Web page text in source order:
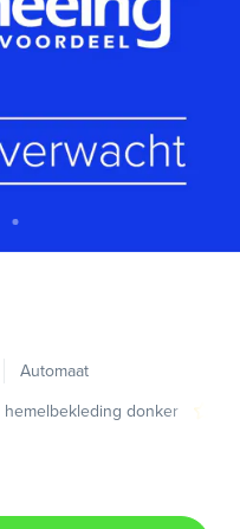
Automaat
hemelbekleding donker